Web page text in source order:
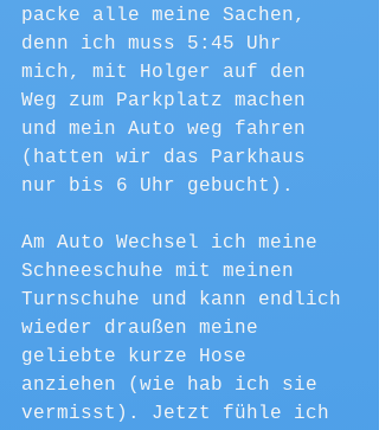
packe alle meine Sachen,
denn ich muss 5:45 Uhr
mich, mit Holger auf den
Weg zum Parkplatz machen
und mein Auto weg fahren
(hatten wir das Parkhaus
nur bis 6 Uhr gebucht).
Am Auto Wechsel ich meine
Schneeschuhe mit meinen
Turnschuhe und kann endlich
wieder draußen meine
geliebte kurze Hose
anziehen (wie hab ich sie
vermisst). Jetzt fühle ich